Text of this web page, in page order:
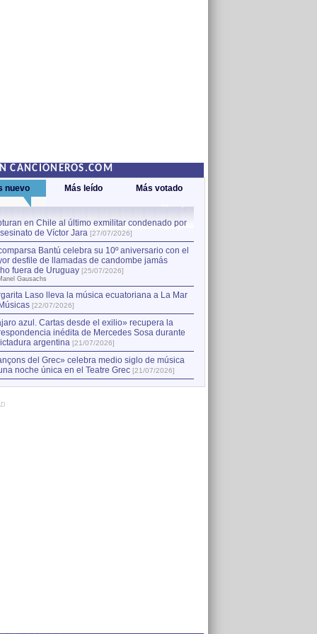
CANCIONEROS.COM
nuevo Más leído Más votado
en Chile al último exmilitar condenado por
de Víctor Jara [27/07/2026]
Bantú celebra su 10º aniversario con el
desfile de llamadas de candombe jamás
fuera de Uruguay [25/07/2026]
Gausachs
Laso lleva la música ecuatoriana a La Mar
[22/07/2026]
azul. Cartas desde el exilio» recupera la
inédita de Mercedes Sosa durante
argentina [21/07/2026]
del Grec» celebra medio siglo de música
noche única en el Teatre Grec [21/07/2026]